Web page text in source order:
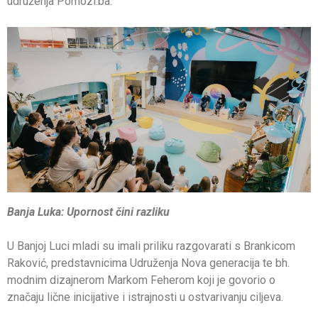
Banja Luka: Upornost čini razliku
U Banjoj Luci mladi su imali priliku razgovarati s Brankicom
Raković, predstavnicima Udruženja Nova generacija te bh.
modnim dizajnerom Markom Feherom koji je govorio o
značaju lične inicijative i istrajnosti u ostvarivanju ciljeva.